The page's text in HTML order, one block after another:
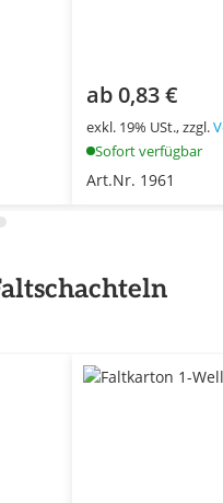
ab 0,83 €
exkl. 19% USt., zzgl.
Sofort verfügbar
Art.Nr. 1961